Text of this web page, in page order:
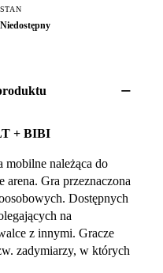
STAN
Niedostępny
+ BIBI
mobilne należąca do
Gra przeznaczona
Dostępnych
na
z innymi. Gracze
zadymiarzy, w których